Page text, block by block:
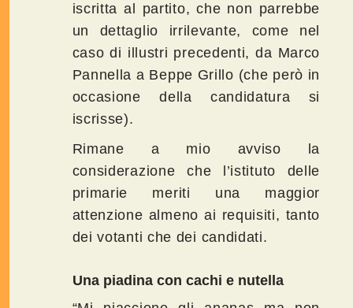
iscritta al partito, che non parrebbe
un dettaglio irrilevante, come nel
caso di illustri precedenti, da Marco
Pannella a Beppe Grillo (che però in
occasione della candidatura si
iscrisse).
Rimane a mio avviso la
considerazione che l’istituto delle
primarie meriti una maggior
attenzione almeno ai requisiti, tanto
dei votanti che dei candidati.
Una piadina con cachi e nutella